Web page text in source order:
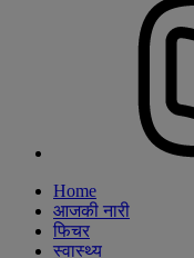
Home
आजकी नारी
फिचर
स्वास्थ्य